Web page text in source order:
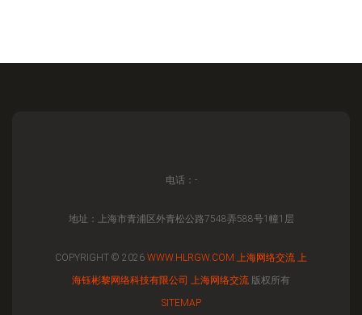
电话：-
地址：上海市青浦区外青松公路7548弄588号1幢1层
COPYRIGHT © 2026 WWW.HLRGW.COM 上海网络交流 上
海钰彬黎网络科技有限公司 上海网络交流 版权所有
SITEMAP